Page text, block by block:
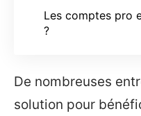
Les comptes pro
?
De nombreuses
solution pour